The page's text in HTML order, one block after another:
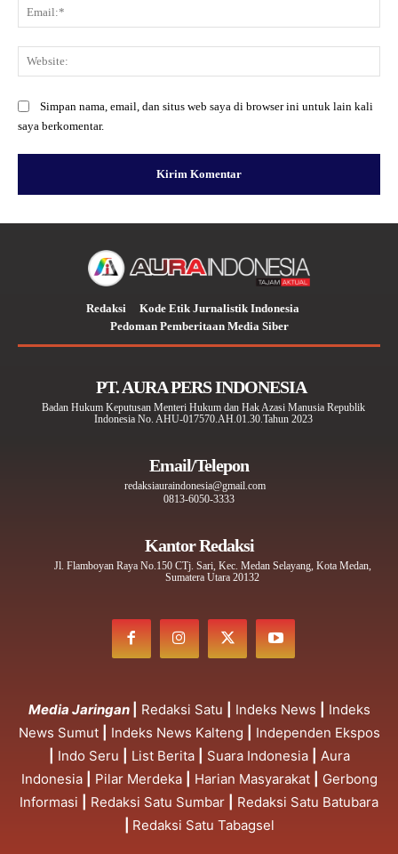
Simpan nama, email, dan situs web saya di browser ini untuk lain kali
saya berkomentar.
Redaksi
Kode Etik Jurnalistik Indonesia
Pedoman Pemberitaan Media Siber
PT. AURA PERS INDONESIA
Badan Hukum Keputusan Menteri Hukum dan Hak Azasi Manusia Republik
Indonesia No. AHU-017570.AH.01.30.Tahun 2023
Email/Telepon
redaksiauraindonesia@gmail.com
0813-6050-3333
Kantor Redaksi
Jl. Flamboyan Raya No.150 CTj. Sari, Kec. Medan Selayang, Kota Medan,
Sumatera Utara 20132
Media Jaringan Redaksi Satu Indeks News
Indeks
News Sumut
Indeks News Kalteng
Independen Ekspos
Indo Seru List Berita Suara Indonesia
Aura
Indonesia
Pilar Merdeka Harian Masyarakat
Gerbong
Informasi
Redaksi Satu Sumbar
Redaksi Satu Batubara
Redaksi Satu Tabagsel